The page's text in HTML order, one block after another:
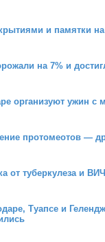
и памятки
на 7% и
организуют ужин с
протомеотов —
от туберкулеза и
Туапсе и